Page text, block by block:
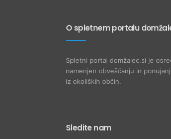
O spletnem portalu
Spletni portal domžalec.si je
namenjen obveščanju in
iz okoliških občin.
Sledite nam